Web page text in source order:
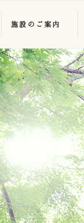
施設のご案内